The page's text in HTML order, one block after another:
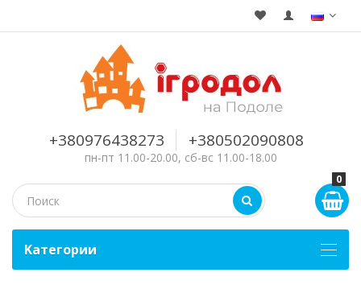
+380976438273 +380502090808
пн-пт 11.00-20.00, сб-вс 11.00-18.00
0
Kатегории